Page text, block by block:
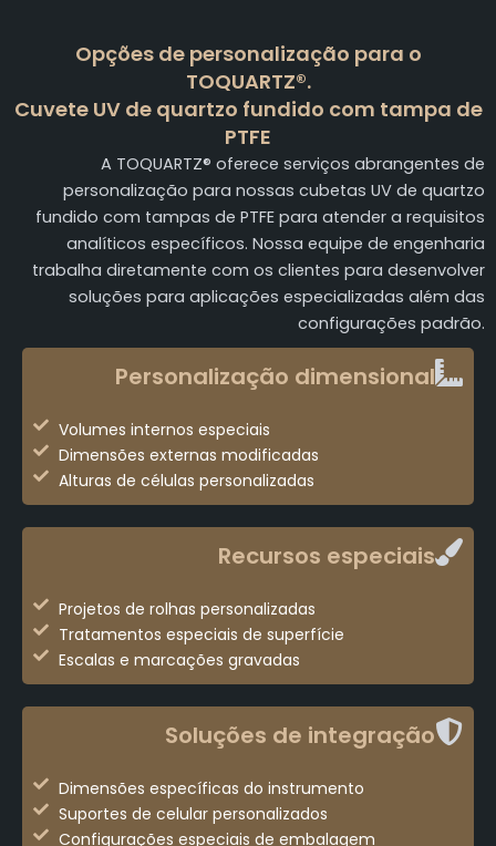
Opções de personalização para o
TOQUARTZ®.
Cuvete UV de quartzo fundido com tampa de
PTFE
A TOQUARTZ® oferece serviços abrangentes de
personalização para nossas cubetas UV de quartzo
fundido com tampas de PTFE para atender a requisitos
analíticos específicos. Nossa equipe de engenharia
trabalha diretamente com os clientes para desenvolver
soluções para aplicações especializadas além das
configurações padrão.
Personalização dimensional
Volumes internos especiais
Dimensões externas modificadas
Alturas de células personalizadas
Recursos especiais
Projetos de rolhas personalizadas
Tratamentos especiais de superfície
Escalas e marcações gravadas
Soluções de integração
Dimensões específicas do instrumento
Suportes de celular personalizados
Configurações especiais de embalagem